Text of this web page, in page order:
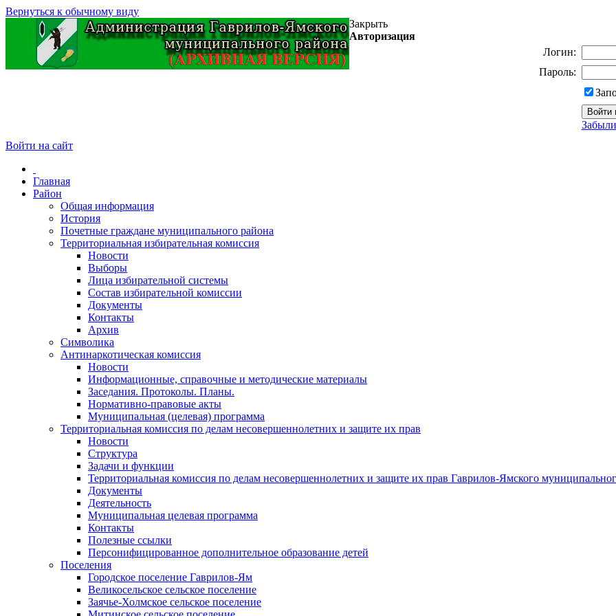
Вернуться к обычному виду
Закрыть
Авторизация
Логин:
Пароль:
Войти на сайт
Главная
Район
Общая информация
История
Почетные граждане муниципального района
Территориальная избирательная комиссия
Новости
Выборы
Лица избирательной системы
Состав избирательной комиссии
Документы
Контакты
Архив
Символика
Антинаркотическая комиссия
Новости
Информационные, справочные и методические материалы
Заседания. Протоколы. Планы.
Нормативно-правовые акты
Муниципальная (целевая) программа
Территориальная комиссия по делам несовершеннолетних и защите их прав
Новости
Структура
Задачи и функции
Территориальная комиссия по делам несовершеннолетних и защите их прав Гаврилов-Ямского
Документы
Деятельность
Муниципальная целевая программа
Контакты
Полезные ссылки
Персонифицированное дополнительное образование детей
Поселения
Городское поселение Гаврилов-Ям
Великосельское сельское поселение
Заячье-Холмское сельское поселение